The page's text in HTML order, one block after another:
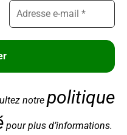
notre politique
pour plus d’informations.